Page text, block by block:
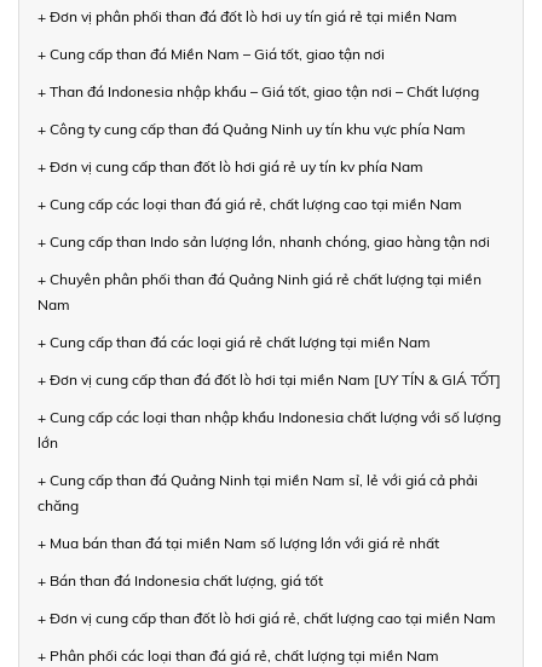
+ Đơn vị phân phối than đá đốt lò hơi uy tín giá rẻ tại miền Nam
+ Cung cấp than đá Miền Nam – Giá tốt, giao tận nơi
+ Than đá Indonesia nhập khẩu – Giá tốt, giao tận nơi – Chất lượng
+ Công ty cung cấp than đá Quảng Ninh uy tín khu vực phía Nam
+ Đơn vị cung cấp than đốt lò hơi giá rẻ uy tín kv phía Nam
+ Cung cấp các loại than đá giá rẻ, chất lượng cao tại miền Nam
+ Cung cấp than Indo sản lượng lớn, nhanh chóng, giao hàng tận nơi
+ Chuyên phân phối than đá Quảng Ninh giá rẻ chất lượng tại miền
Nam
+ Cung cấp than đá các loại giá rẻ chất lượng tại miền Nam
+ Đơn vị cung cấp than đá đốt lò hơi tại miền Nam [UY TÍN & GIÁ TỐT]
+ Cung cấp các loại than nhập khẩu Indonesia chất lượng với số lượng
lớn
+ Cung cấp than đá Quảng Ninh tại miền Nam sỉ, lẻ với giá cả phải
chăng
+ Mua bán than đá tại miền Nam số lượng lớn với giá rẻ nhất
+ Bán than đá Indonesia chất lượng, giá tốt
+ Đơn vị cung cấp than đốt lò hơi giá rẻ, chất lượng cao tại miền Nam
+ Phân phối các loại than đá giá rẻ, chất lượng tại miền Nam